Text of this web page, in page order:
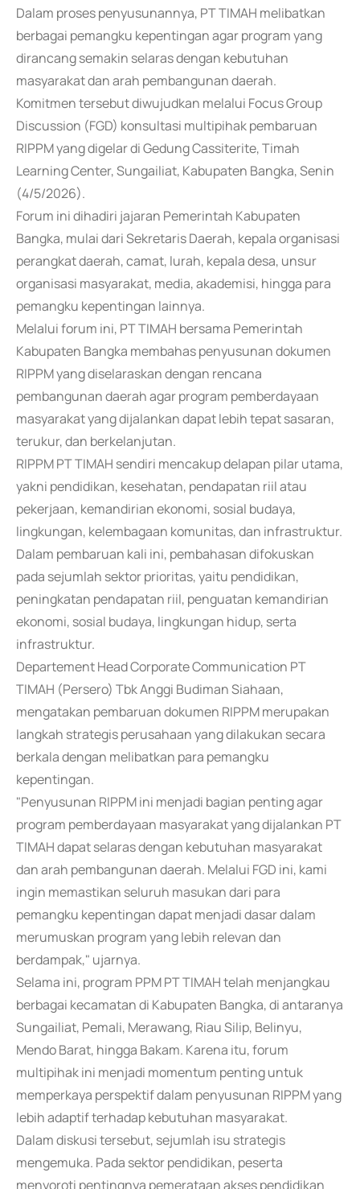
Dalam proses penyusunannya, PT TIMAH melibatkan
berbagai pemangku kepentingan agar program yang
dirancang semakin selaras dengan kebutuhan
masyarakat dan arah pembangunan daerah.
Komitmen tersebut diwujudkan melalui Focus Group
Discussion (FGD) konsultasi multipihak pembaruan
RIPPM yang digelar di Gedung Cassiterite, Timah
Learning Center, Sungailiat, Kabupaten Bangka, Senin
(4/5/2026).
Forum ini dihadiri jajaran Pemerintah Kabupaten
Bangka, mulai dari Sekretaris Daerah, kepala organisasi
perangkat daerah, camat, lurah, kepala desa, unsur
organisasi masyarakat, media, akademisi, hingga para
pemangku kepentingan lainnya.
Melalui forum ini, PT TIMAH bersama Pemerintah
Kabupaten Bangka membahas penyusunan dokumen
RIPPM yang diselaraskan dengan rencana
pembangunan daerah agar program pemberdayaan
masyarakat yang dijalankan dapat lebih tepat sasaran,
terukur, dan berkelanjutan.
RIPPM PT TIMAH sendiri mencakup delapan pilar utama,
yakni pendidikan, kesehatan, pendapatan riil atau
pekerjaan, kemandirian ekonomi, sosial budaya,
lingkungan, kelembagaan komunitas, dan infrastruktur.
Dalam pembaruan kali ini, pembahasan difokuskan
pada sejumlah sektor prioritas, yaitu pendidikan,
peningkatan pendapatan riil, penguatan kemandirian
ekonomi, sosial budaya, lingkungan hidup, serta
infrastruktur.
Departement Head Corporate Communication PT
TIMAH (Persero) Tbk Anggi Budiman Siahaan,
mengatakan pembaruan dokumen RIPPM merupakan
langkah strategis perusahaan yang dilakukan secara
berkala dengan melibatkan para pemangku
kepentingan.
"Penyusunan RIPPM ini menjadi bagian penting agar
program pemberdayaan masyarakat yang dijalankan PT
TIMAH dapat selaras dengan kebutuhan masyarakat
dan arah pembangunan daerah. Melalui FGD ini, kami
ingin memastikan seluruh masukan dari para
pemangku kepentingan dapat menjadi dasar dalam
merumuskan program yang lebih relevan dan
berdampak," ujarnya.
Selama ini, program PPM PT TIMAH telah menjangkau
berbagai kecamatan di Kabupaten Bangka, di antaranya
Sungailiat, Pemali, Merawang, Riau Silip, Belinyu,
Mendo Barat, hingga Bakam. Karena itu, forum
multipihak ini menjadi momentum penting untuk
memperkaya perspektif dalam penyusunan RIPPM yang
lebih adaptif terhadap kebutuhan masyarakat.
Dalam diskusi tersebut, sejumlah isu strategis
mengemuka. Pada sektor pendidikan, peserta
menyoroti pentingnya pemerataan akses pendidikan